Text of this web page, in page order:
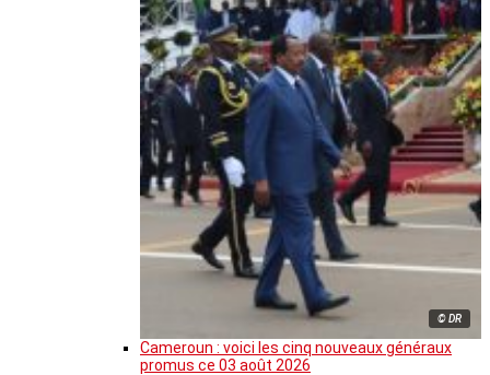
© DR
Cameroun : voici les cinq nouveaux généraux
promus ce 03 août 2026